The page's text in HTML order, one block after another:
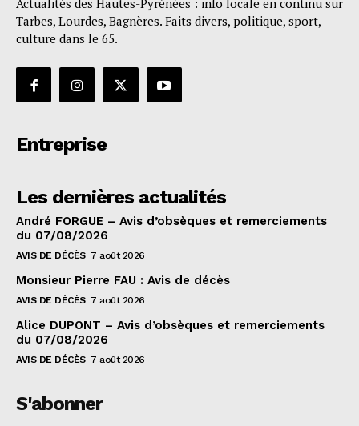
Actualités des Hautes-Pyrénées : info locale en continu sur
Tarbes, Lourdes, Bagnères. Faits divers, politique, sport,
culture dans le 65.
Entreprise
Les dernières actualités
André FORGUE – Avis d’obsèques et remerciements
du 07/08/2026
AVIS DE DÉCÈS 7 août 2026
Monsieur Pierre FAU : Avis de décès
AVIS DE DÉCÈS 7 août 2026
Alice DUPONT – Avis d’obsèques et remerciements
du 07/08/2026
AVIS DE DÉCÈS 7 août 2026
S'abonner